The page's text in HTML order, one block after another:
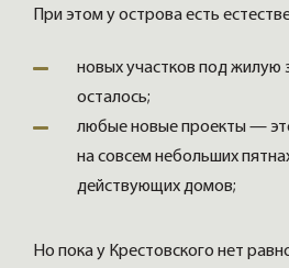
При этом у острова есть
новых участков под жилую
осталось;
любые новые проекты —
на совсем небольших
действующих домов;
Но пока у Крестовского нет